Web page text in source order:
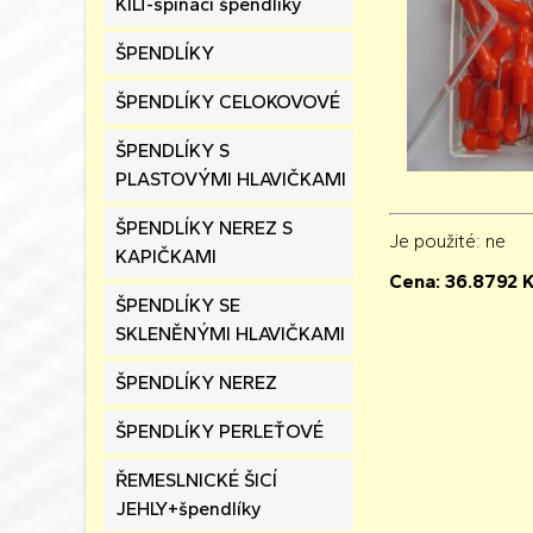
ŠPENDLÍKY
ŠPENDLÍKY CELOKOVOVÉ
ŠPENDLÍKY S
PLASTOVÝMI HLAVIČKAMI
ŠPENDLÍKY NEREZ S
KAPIČKAMI
ŠPENDLÍKY SE
SKLENĚNÝMI HLAVIČKAMI
ŠPENDLÍKY NEREZ
ŠPENDLÍKY PERLEŤOVÉ
ŘEMESLNICKÉ ŠICÍ
JEHLY+špendlíky
Je použité: ne
Cena: 36.8792